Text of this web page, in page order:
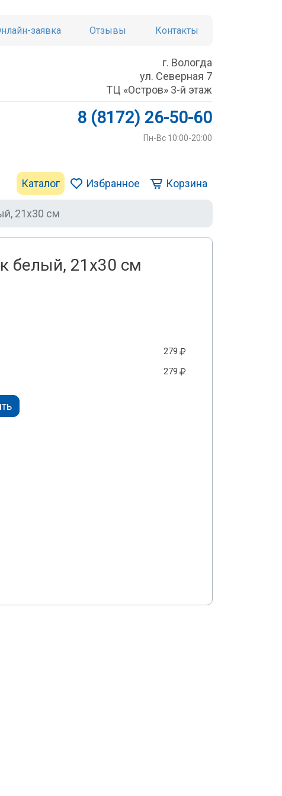
заявка Отзывы Контакты
г. Вологда
ул. Северная 7
ТЦ «Остров» 3-й этаж
8 (8172) 26-50-60
Пн-Вс 10:00-20:00
Каталог Избранное Корзина
21х30 см
белый, 21х30 см
279
279